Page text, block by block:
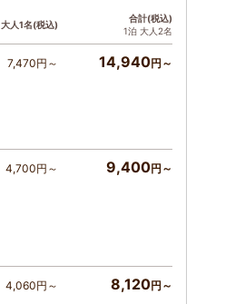
大人1名(税込)
合計(税込)
1泊 大人2名
7,470円～ 14,940円～
4,700円～ 9,400円～
4,060円～ 8,120円～